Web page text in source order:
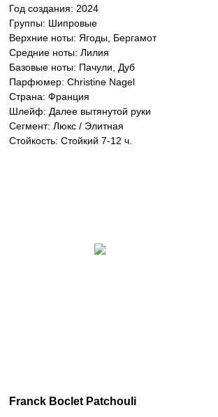
Год создания: 2024
Группы: Шипровые
Верхние ноты: Ягоды, Бергамот
Средние ноты: Лилия
Базовые ноты: Пачули, Дуб
Парфюмер: Christine Nagel
Страна: Франция
Шлейф: Далее вытянутой руки
Сегмент: Люкс / Элитная
Стойкость: Стойкий 7-12 ч.
Franck Boclet Patchouli